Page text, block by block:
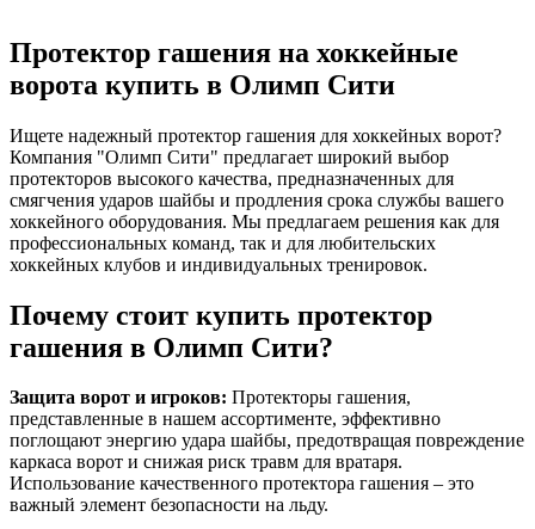
Протектор гашения на хоккейные
ворота купить в Олимп Сити
Ищете надежный протектор гашения для хоккейных ворот?
Компания "Олимп Сити" предлагает широкий выбор
протекторов высокого качества, предназначенных для
смягчения ударов шайбы и продления срока службы вашего
хоккейного оборудования. Мы предлагаем решения как для
профессиональных команд, так и для любительских
хоккейных клубов и индивидуальных тренировок.
Почему стоит купить протектор
гашения в Олимп Сити?
Защита ворот и игроков: Протекторы гашения,
представленные в нашем ассортименте, эффективно
поглощают энергию удара шайбы, предотвращая повреждение
каркаса ворот и снижая риск травм для вратаря.
Использование качественного протектора гашения – это
важный элемент безопасности на льду.